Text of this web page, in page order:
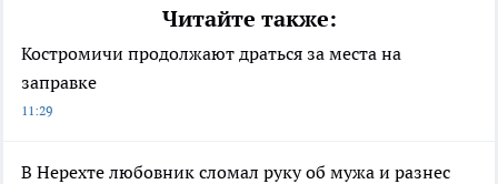
Читайте также:
Костромичи продолжают драться за места на
заправке
11:29
В Нерехте любовник сломал руку об мужа и разнес